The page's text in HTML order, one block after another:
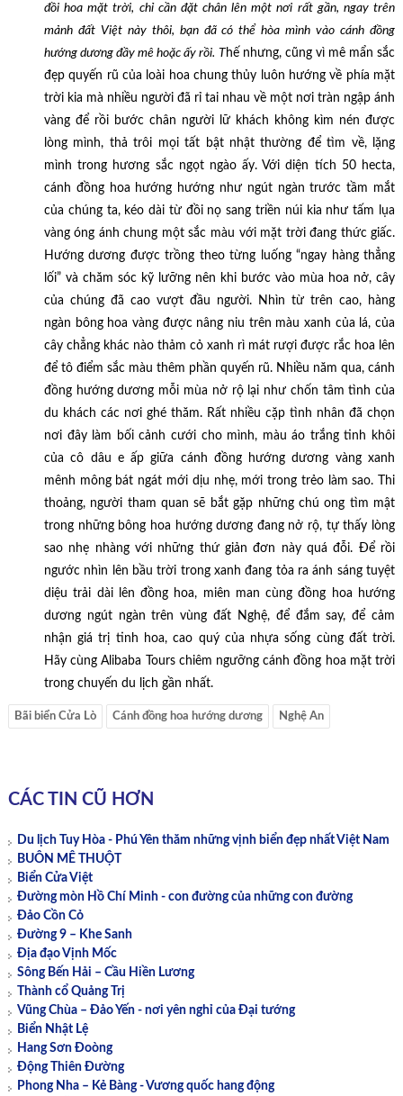
đồi hoa mặt trời, chỉ cần đặt chân lên một nơi rất gần, ngay trên
mảnh đất Việt này thôi, bạn đã có thể hòa mình vào cánh đồng
hướng dương đầy mê hoặc ấy rồi. T hế nhưng, cũng vì mê mẩn sắc
đẹp quyến rũ của loài hoa chung thủy luôn hướng về phía mặt
trời kia mà nhiều người đã rỉ tai nhau về một nơi tràn ngập ánh
vàng để rồi bước chân người lữ khách không kìm nén được
lòng mình, thả trôi mọi tất bật nhật thường để tìm về, lặng
mình trong hương sắc ngọt ngào ấy. Với diện tích 50 hecta,
cánh đồng hoa hướng hướng như ngút ngàn trước tầm mắt
của chúng ta, kéo dài từ đồi nọ sang triền núi kia như tấm lụa
vàng óng ánh chung một sắc màu với mặt trời đang thức giấc.
Hướng dương được trồng theo từng luống “ngay hàng thẳng
lối” và chăm sóc kỹ lưỡng nên khi bước vào mùa hoa nở, cây
của chúng đã cao vượt đầu người. Nhìn từ trên cao, hàng
ngàn bông hoa vàng được nâng niu trên màu xanh của lá, của
cây chẳng khác nào thảm cỏ xanh rì mát rượi được rắc hoa lên
để tô điểm sắc màu thêm phần quyến rũ. Nhiều năm qua, cánh
đồng hướng dương mỗi mùa nở rộ lại như chốn tâm tình của
du khách các nơi ghé thăm. Rất nhiều cặp tình nhân đã chọn
nơi đây làm bối cảnh cưới cho mình, màu áo trắng tinh khôi
của cô dâu e ấp giữa cánh đồng hướng dương vàng xanh
mênh mông bát ngát mới dịu nhẹ, mới trong trẻo làm sao. Thi
thoảng, người tham quan sẽ bắt gặp những chú ong tìm mật
trong những bông hoa hướng dương đang nở rộ, tự thấy lòng
sao nhẹ nhàng với những thứ giản đơn này quá đỗi. Để rồi
ngước nhìn lên bầu trời trong xanh đang tỏa ra ánh sáng tuyệt
diệu trải dài lên đồng hoa, miên man cùng đồng hoa hướng
dương ngút ngàn trên vùng đất Nghệ, để đắm say, để cảm
nhận giá trị tinh hoa, cao quý của nhựa sống cùng đất trời.
Hãy cùng Alibaba Tours chiêm ngưỡng cánh đồng hoa mặt trời
trong chuyến du lịch gần nhất.
Bãi biển Cửa Lò Cánh đồng hoa hướng dương Nghệ An
CÁC TIN CŨ HƠN
Du lịch Tuy Hòa - Phú Yên thăm những vịnh biển đẹp nhất Việt Nam
BUÔN MÊ THUỘT
Biển Cửa Việt
Đường mòn Hồ Chí Minh - con đường của những con đường
Đảo Cồn Cỏ
Đường 9 – Khe Sanh
Địa đạo Vịnh Mốc
Sông Bến Hải – Cầu Hiền Lương
Thành cổ Quảng Trị
Vũng Chùa – Đảo Yến - nơi yên nghỉ của Đại tướng
Biển Nhật Lệ
Hang Sơn Đoòng
Động Thiên Đường
Phong Nha – Kẻ Bàng - Vương quốc hang động